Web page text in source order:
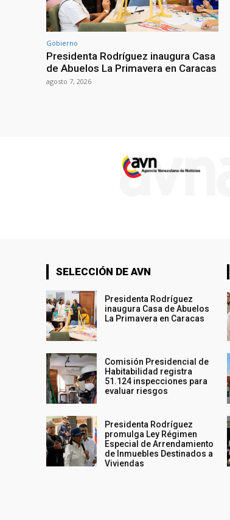
Gobierno
Presidenta Rodríguez inaugura Casa
de Abuelos La Primavera en Caracas
agosto 7, 2026
SELECCIÓN DE AVN
Presidenta Rodríguez
inaugura Casa de Abuelos
La Primavera en Caracas
Comisión Presidencial de
Habitabilidad registra
51.124 inspecciones para
evaluar riesgos
Presidenta Rodríguez
promulga Ley Régimen
Especial de Arrendamiento
de Inmuebles Destinados a
Viviendas